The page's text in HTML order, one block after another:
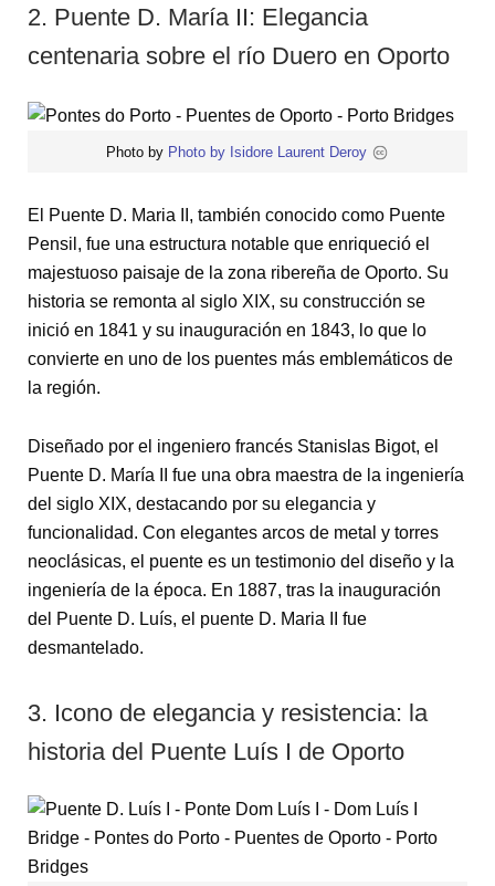
2. Puente D. María II: Elegancia
centenaria sobre el río Duero en Oporto
Photo by Photo by Isidore Laurent Deroy
El Puente D. Maria II, también conocido como Puente
Pensil, fue una estructura notable que enriqueció el
majestuoso paisaje de la zona ribereña de Oporto. Su
historia se remonta al siglo XIX, su construcción se
inició en 1841 y su inauguración en 1843, lo que lo
convierte en uno de los puentes más emblemáticos de
la región.
Diseñado por el ingeniero francés Stanislas Bigot, el
Puente D. María II fue una obra maestra de la ingeniería
del siglo XIX, destacando por su elegancia y
funcionalidad. Con elegantes arcos de metal y torres
neoclásicas, el puente es un testimonio del diseño y la
ingeniería de la época. En 1887, tras la inauguración
del Puente D. Luís, el puente D. Maria II fue
desmantelado.
3. Icono de elegancia y resistencia: la
historia del Puente Luís I de Oporto